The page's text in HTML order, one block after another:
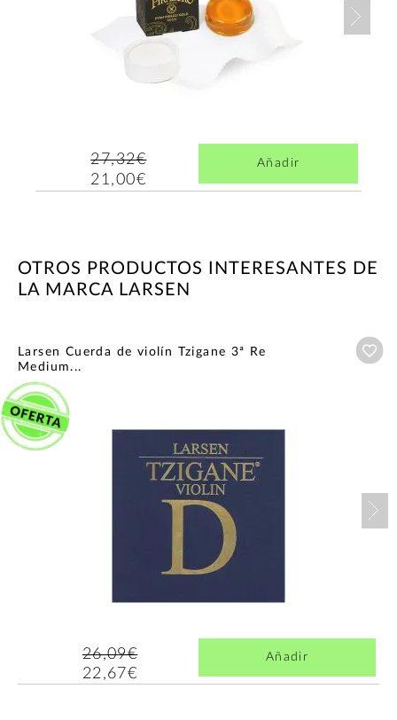
27,32€
21,00€
Añadir
OTROS PRODUCTOS INTERESANTES DE
LA MARCA LARSEN
Larsen Cuerda de violín Tzigane 3ª Re
Medium...
26,09€
22,67€
Añadir